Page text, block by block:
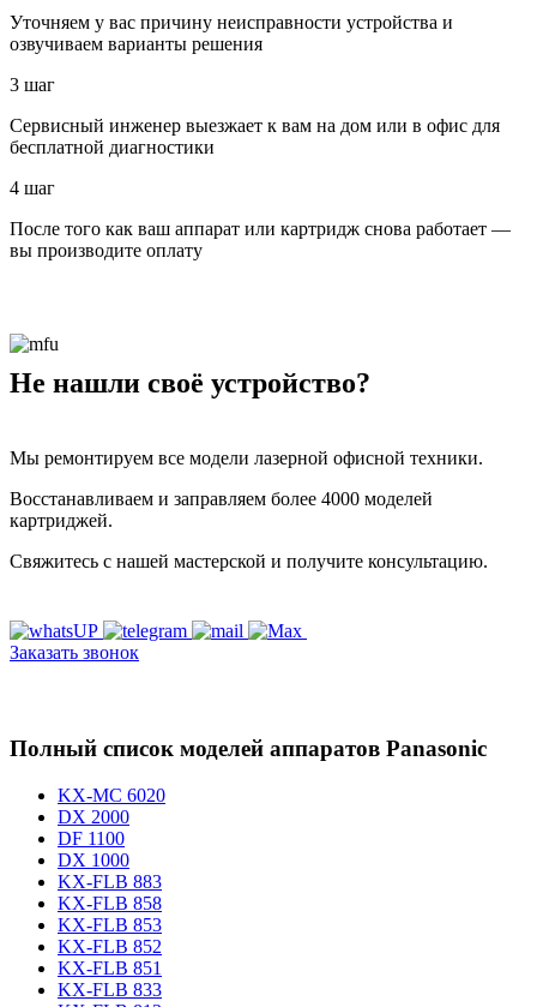
Уточняем у вас причину неисправности устройства и
озвучиваем варианты решения
3 шаг
Сервисный инженер выезжает к вам на дом или в офис для
бесплатной диагностики
4 шаг
После того как ваш аппарат или картридж снова работает —
вы производите оплату
Не нашли своё устройство?
Мы ремонтируем все модели лазерной офисной техники.
Восстанавливаем и заправляем более 4000 моделей
картриджей.
Свяжитесь с нашей мастерской и получите консультацию.
Заказать звонок
Полный список моделей аппаратов Panasonic
KX-MC 6020
DX 2000
DF 1100
DX 1000
KX-FLB 883
KX-FLB 858
KX-FLB 853
KX-FLB 852
KX-FLB 851
KX-FLB 833